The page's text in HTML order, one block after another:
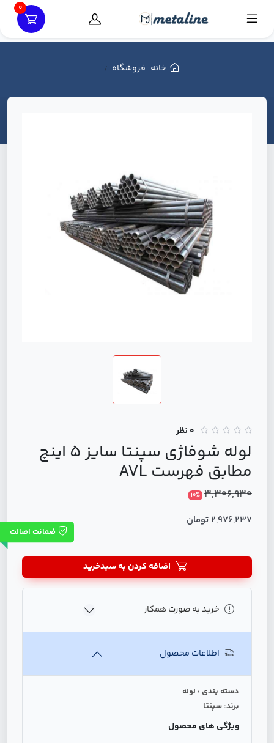
0
خانه فروشگاه
0 نظر
لوله شوفاژی سپنتا سایز 5 اینچ
مطابق فهرست AVL
3,306,930
10%
2,976,237 تومان
ضمانت اصالت
اضافه کردن به سبدخرید
خرید به صورت همکار
اطلاعات محصول
دسته بندی : لوله
برند: سپنتا
ویژگی های محصول